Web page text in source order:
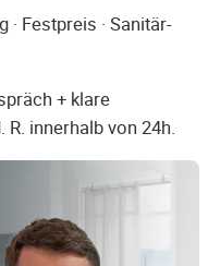
Festpreis · Sanitär-
+ klare
innerhalb von 24h.